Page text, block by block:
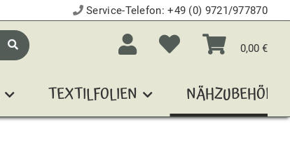
Service-Telefon:+49 (0) 9721/977870
0,00 €
TEXTILFOLIEN NÄHZUBEHÖR